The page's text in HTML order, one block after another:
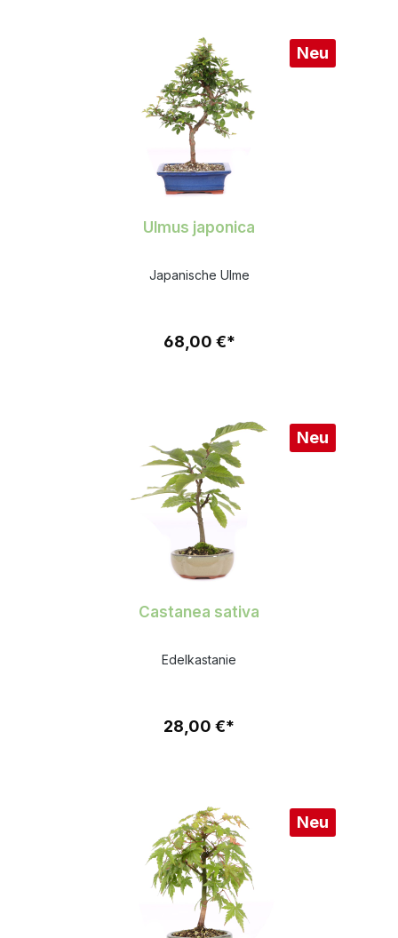
Neu
Ulmus japonica
Japanische Ulme
68,00 €*
Neu
Castanea sativa
Edelkastanie
28,00 €*
Neu